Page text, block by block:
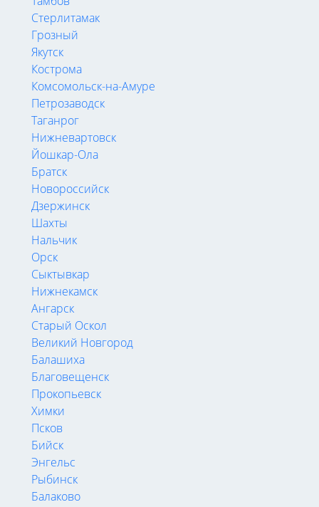
Стерлитамак
Грозный
Якутск
Кострома
Комсомольск-на-Амуре
Петрозаводск
Таганрог
Нижневартовск
Йошкар-Ола
Братск
Новороссийск
Дзержинск
Шахты
Нальчик
Орск
Сыктывкар
Нижнекамск
Ангарск
Старый Оскол
Великий Новгород
Балашиха
Благовещенск
Прокопьевск
Химки
Псков
Бийск
Энгельс
Рыбинск
Балаково